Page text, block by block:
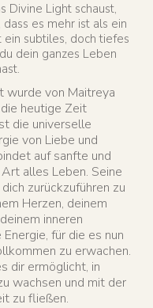
Divine Light schaust,
es mehr ist als ein
ein subtiles, doch tiefes
dein ganzes Leben
wurde von Maitreya
heutige Zeit
die universelle
von Liebe und
auf sanfte und
alles Leben. Seine
zurückzuführen zu
Herzen, deinem
inneren
für die es nun
zu erwachen.
dir ermöglicht, in
wachsen und mit der
zu fließen.